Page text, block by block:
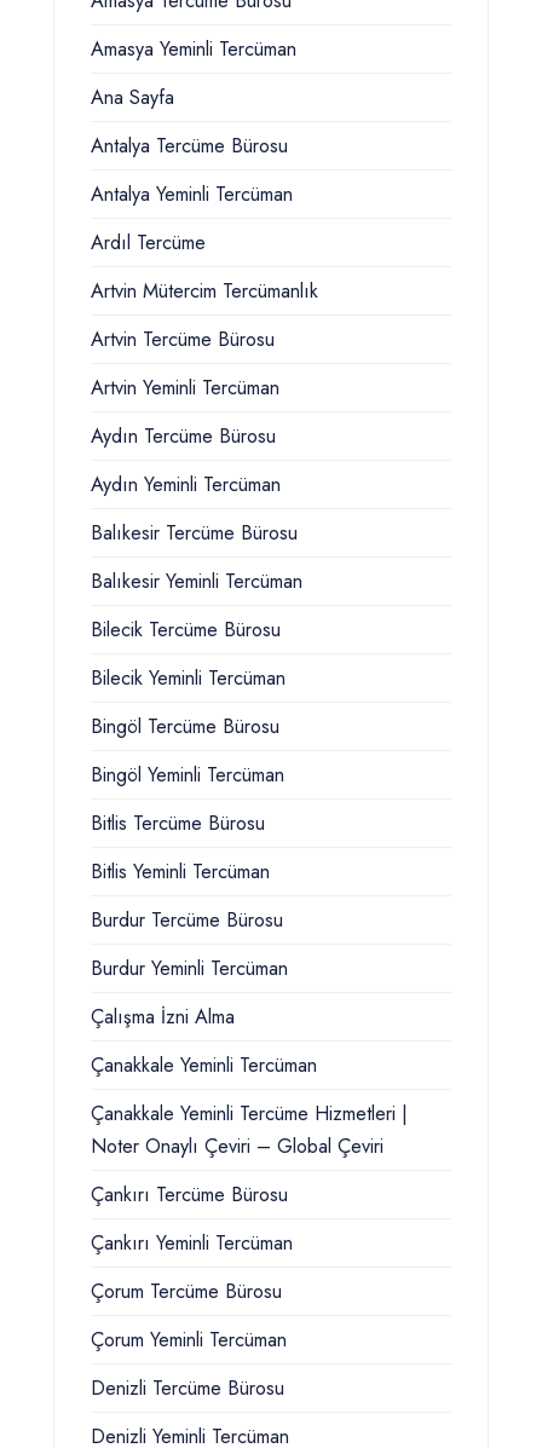
Amasya Yeminli Tercüman
Ana Sayfa
Antalya Tercüme Bürosu
Antalya Yeminli Tercüman
Ardıl Tercüme
Artvin Mütercim Tercümanlık
Artvin Tercüme Bürosu
Artvin Yeminli Tercüman
Aydın Tercüme Bürosu
Aydın Yeminli Tercüman
Balıkesir Tercüme Bürosu
Balıkesir Yeminli Tercüman
Bilecik Tercüme Bürosu
Bilecik Yeminli Tercüman
Bingöl Tercüme Bürosu
Bingöl Yeminli Tercüman
Bitlis Tercüme Bürosu
Bitlis Yeminli Tercüman
Burdur Tercüme Bürosu
Burdur Yeminli Tercüman
Çalışma İzni Alma
Çanakkale Yeminli Tercüman
Çanakkale Yeminli Tercüme Hizmetleri |
Noter Onaylı Çeviri – Global Çeviri
Çankırı Tercüme Bürosu
Çankırı Yeminli Tercüman
Çorum Tercüme Bürosu
Çorum Yeminli Tercüman
Denizli Tercüme Bürosu
Denizli Yeminli Tercüman